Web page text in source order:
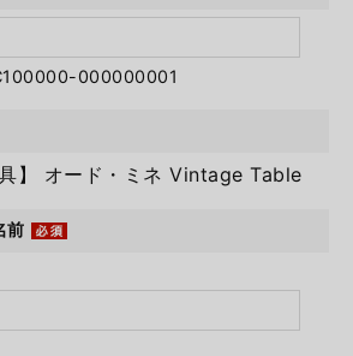
000000001
具】 オード・ミネ Vintage Table
前